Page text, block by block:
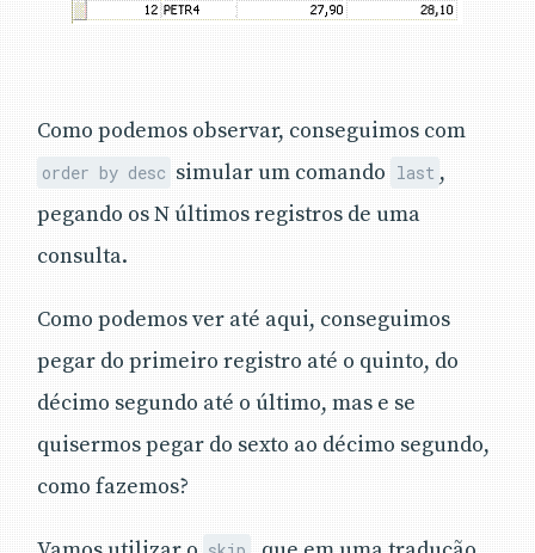
Como podemos observar, conseguimos com
order by desc simular um comando last ,
pegando os N últimos registros de uma
consulta.
Como podemos ver até aqui, conseguimos
pegar do primeiro registro até o quinto, do
décimo segundo até o último, mas e se
quisermos pegar do sexto ao décimo segundo,
como fazemos?